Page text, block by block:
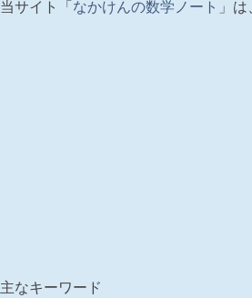
当サイト「 なかけんの数学ノート 」
主なキーワード